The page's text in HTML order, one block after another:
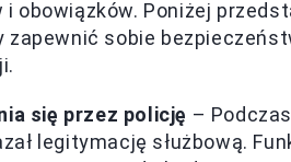
obowiązków. Poniżej
zapewnić sobie
się przez policję –
legitymację służbową.